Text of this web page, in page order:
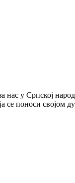
у Српској
се поноси својом